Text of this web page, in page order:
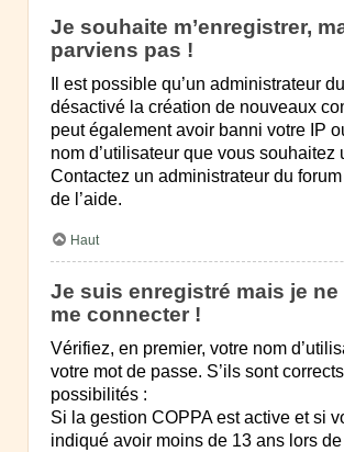
Je souhaite m’enregistrer,
parviens pas !
Il est possible qu’un administrateur
désactivé la création de nouveaux
peut également avoir banni votre IP
nom d’utilisateur que vous souhaitez
Contactez un administrateur du
de l’aide.
Haut
Je suis enregistré mais je ne
me connecter !
Vérifiez, en premier, votre nom
votre mot de passe. S’ils sont
possibilités :
Si la gestion COPPA est active et si
indiqué avoir moins de 13 ans lors de